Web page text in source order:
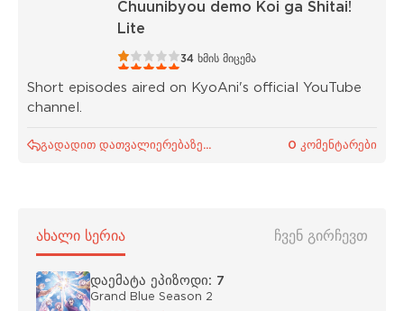
Chuunibyou demo Koi ga Shitai!
Lite
34 ხმის მიცემა
Short episodes aired on KyoAni's official YouTube
channel.
გადადით დათვალიერებაზე... 0 კომენტარები
ᲐᲮᲐᲚᲘ ᲡᲔᲠᲘᲐ ᲩᲕᲔᲜ ᲒᲘᲠᲩᲔᲕᲗ
დაემატა ეპიზოდი: 7
Grand Blue Season 2